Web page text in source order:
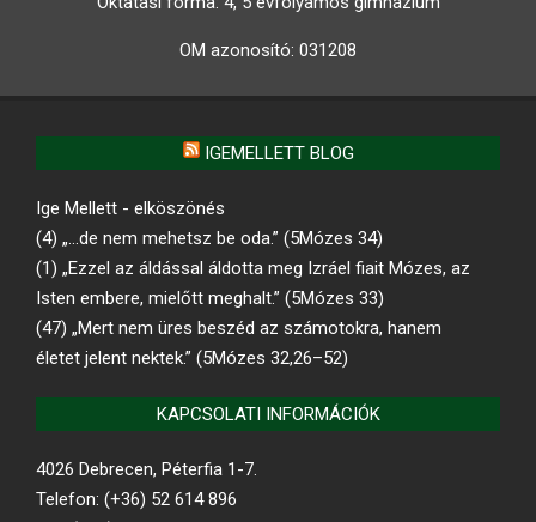
OM azonosító: 031208
IGEMELLETT BLOG
Ige Mellett - elköszönés
(4) „…de nem mehetsz be oda.” (5Mózes 34)
(1) „Ezzel az áldással áldotta meg Izráel fiait Mózes, az
Isten embere, mielőtt meghalt.” (5Mózes 33)
(47) „Mert nem üres beszéd az számotokra, hanem
életet jelent nektek.” (5Mózes 32,26–52)
KAPCSOLATI INFORMÁCIÓK
4026 Debrecen, Péterfia 1-7.
Telefon: (+36) 52 614 896